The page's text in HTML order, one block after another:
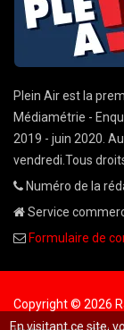
Plein Air est la
Médiamétrie -
2019 - juin 2020.
vendredi.Tous
Numéro de la
Service
Formulaire de
Copyright © 2026
En visitant ce site,